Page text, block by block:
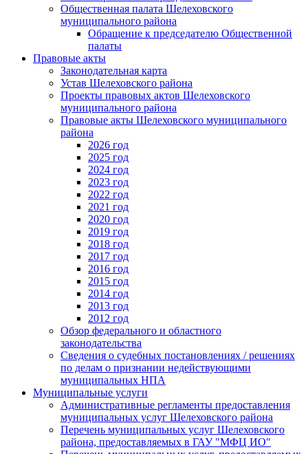
Общественная палата Шелеховского
муниципального района
Обращение к председателю Общественной
палаты
Правовые акты
Законодательная карта
Устав Шелеховского района
Проекты правовых актов Шелеховского
муниципального района
Правовые акты Шелеховского муниципального
района
2026 год
2025 год
2024 год
2023 год
2022 год
2021 год
2020 год
2019 год
2018 год
2017 год
2016 год
2015 год
2014 год
2013 год
2012 год
Обзор федерального и областного
законодательства
Сведения о судебных постановлениях / решениях
по делам о признании недействующими
муниципальных НПА
Муниципальные услуги
Административные регламенты предоставления
муниципальных услуг Шелеховского района
Перечень муниципальных услуг Шелеховского
района, предоставляемых в ГАУ "МФЦ ИО"